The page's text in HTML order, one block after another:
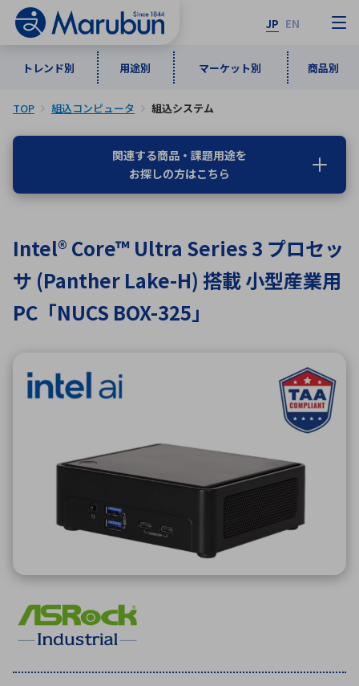
JP EN
トレンド別 用途別 マーケット別 商品別
トレンド別
インダストリアルDXソリューション
5G・Local 5G
ワイヤレス給電
ロボティクス（AI）
データセンタ・クラウド
ミリ波レーダー
ブログ｜ここから始まる最新技術
用途別
通信・ネットワーク
監視・セキュリティ
計測・検出
品質管理・検査
接着・接合
製品製造・加工
レーダ・衛星通信
照射
マーケット別
情報通信 宇宙・防衛
民生
商品別
計測・測定・表示機器 検査・分析機器
ICTソリューション 組立・ロボティクス
レーザー・光学部品 組込コンピュータ
特定用途向け・その他 サービス
医療機器
メーカ一覧
な行
は行 ま行
や行
ら行
わ行
A
D
E
H
L
M
P
S
U
V
X
TOP 組込コンピュータ 組込システム
関連する商品・課題用途を
お探しの方はこちら
Intel® Core™ Ultra Series 3 プロセッ
サ (Panther Lake-H) 搭載 小型産業用
PC「NUCS BOX-325」